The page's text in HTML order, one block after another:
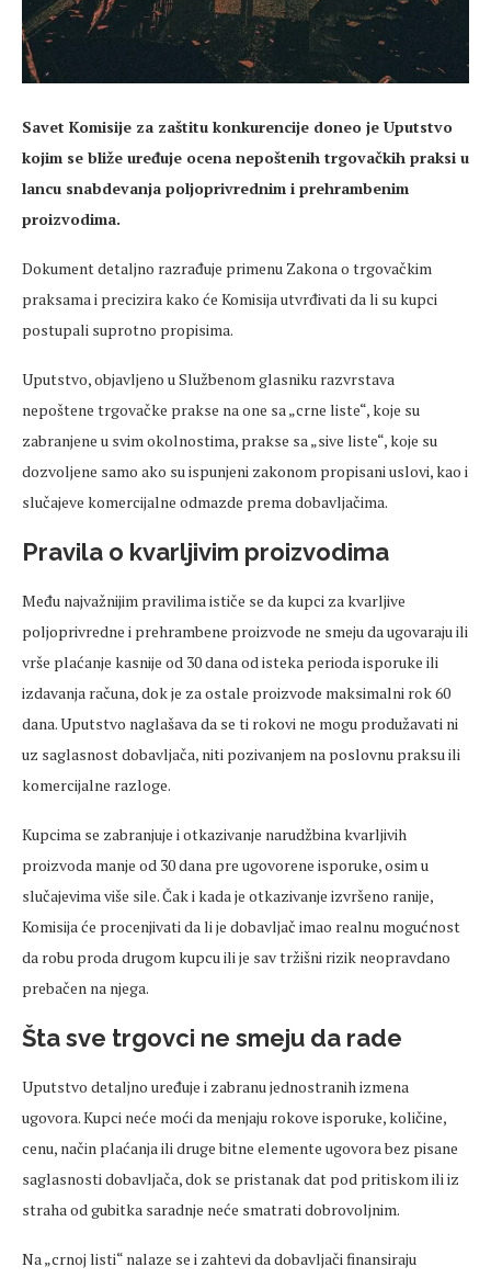
Savet Komisije za zaštitu konkurencije doneo je Uputstvo
kojim se bliže uređuje ocena nepoštenih trgovačkih praksi u
lancu snabdevanja poljoprivrednim i prehrambenim
proizvodima.
Dokument detaljno razrađuje primenu Zakona o trgovačkim
praksama i precizira kako će Komisija utvrđivati da li su kupci
postupali suprotno propisima.
Uputstvo, objavljeno u Službenom glasniku razvrstava
nepoštene trgovačke prakse na one sa „crne liste“, koje su
zabranjene u svim okolnostima, prakse sa „sive liste“, koje su
dozvoljene samo ako su ispunjeni zakonom propisani uslovi, kao i
slučajeve komercijalne odmazde prema dobavljačima.
Pravila o kvarljivim proizvodima
Među najvažnijim pravilima ističe se da kupci za kvarljive
poljoprivredne i prehrambene proizvode ne smeju da ugovaraju ili
vrše plaćanje kasnije od 30 dana od isteka perioda isporuke ili
izdavanja računa, dok je za ostale proizvode maksimalni rok 60
dana. Uputstvo naglašava da se ti rokovi ne mogu produžavati ni
uz saglasnost dobavljača, niti pozivanjem na poslovnu praksu ili
komercijalne razloge.
Kupcima se zabranjuje i otkazivanje narudžbina kvarljivih
proizvoda manje od 30 dana pre ugovorene isporuke, osim u
slučajevima više sile. Čak i kada je otkazivanje izvršeno ranije,
Komisija će procenjivati da li je dobavljač imao realnu mogućnost
da robu proda drugom kupcu ili je sav tržišni rizik neopravdano
prebačen na njega.
Šta sve trgovci ne smeju da rade
Uputstvo detaljno uređuje i zabranu jednostranih izmena
ugovora. Kupci neće moći da menjaju rokove isporuke, količine,
cenu, način plaćanja ili druge bitne elemente ugovora bez pisane
saglasnosti dobavljača, dok se pristanak dat pod pritiskom ili iz
straha od gubitka saradnje neće smatrati dobrovoljnim.
Na „crnoj listi“ nalaze se i zahtevi da dobavljači finansiraju